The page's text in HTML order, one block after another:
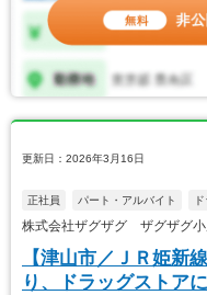
更新日：2026年3月16日
正社員 パート・アルバイト
株式会社ザグザグ ザグザグ小
【津山市／ＪＲ姫
り、ドラッグストア